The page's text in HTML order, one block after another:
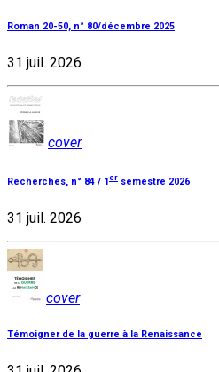
Roman 20-50, n° 80/décembre 2025
31 juil. 2026
cover
Recherches, n° 84 / 1er semestre 2026
31 juil. 2026
cover
Témoigner de la guerre à la Renaissance